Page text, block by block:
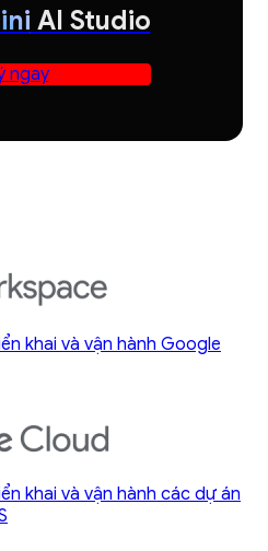
AI Studio
ngay
khai và vận hành Google
khai và vận hành các dự án